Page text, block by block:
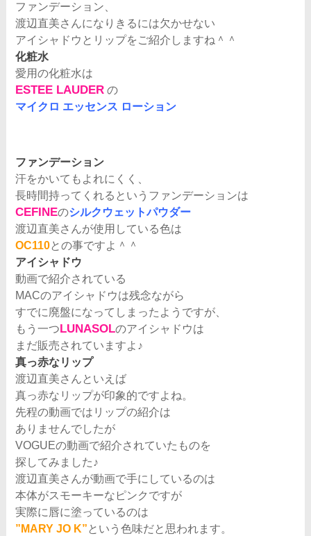
ファンデーション、
渡辺直美さんになりきるには欠かせない
アイシャドウとリップをご紹介しますね＾＾
化粧水
愛用の化粧水は
ESTEE LAUDER の
マイクロ エッセンス ローション
ファンデーション
汗をかいてもよれにくく、
長時間持ってくれるというファンデーションは
CEFINEのシルクウェットパウダー
渡辺直美さんが使用している色は
OC110との事ですよ＾＾
アイシャドウ
動画で紹介されている
MACのアイシャドウは残念ながら
すでに廃盤になってしまったようですが、
もう一つ LUNASOLのアイシャドウは
まだ販売されていますよ♪
真っ赤なリップ
渡辺直美さんといえば
真っ赤なリップが印象的ですよね。
先程の動画ではリップの紹介は
ありませんでしたが
VOGUEの動画で紹介されていたものを
探してみました♪
渡辺直美さんが動画で手にしているのは
本体がスモーキーなピンクですが
実際に唇に塗っているのは
”MARY JO K” という色味だと思われます。